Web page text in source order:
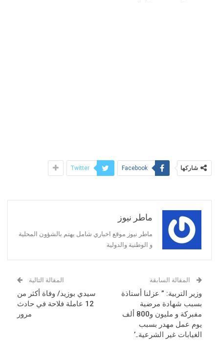
شاركها Facebook
Twitter
ماطر نيوز
ماطر نيوز موقع اخباري شامل يهتم بالشؤون المحلية
و الوطنية والدولية
المقالة السابقة
وزير التربية: ” عزلنا أستاذة
بسبب شهادة مرضية
مفبركة و مليون و800 ألف
يوم عمل مهدر بسبب
الغيابات غير الشرعية..’
المقالة التالية
سيدي بوزيد/ وفاة أكثر من
12 عاملة فلاحة في حادث
مرور